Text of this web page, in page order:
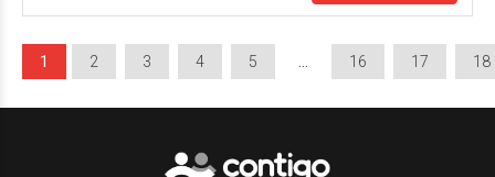
1 2 3 4 5 16 17 18